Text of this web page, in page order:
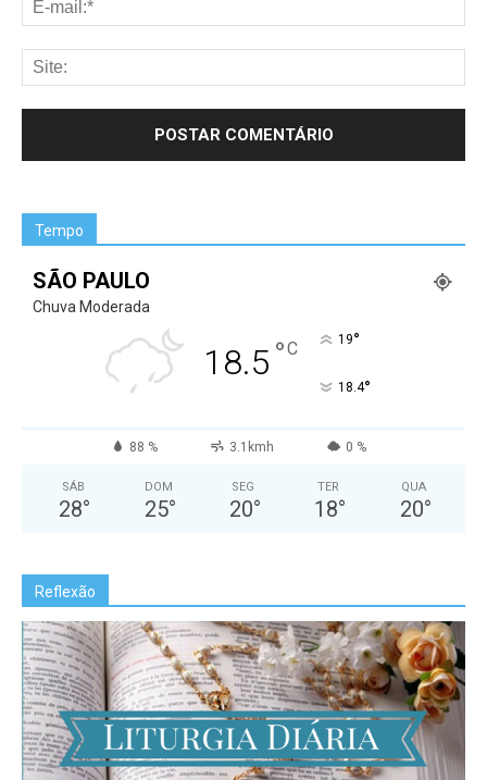
Tempo
SÃO PAULO
Chuva Moderada
18.5 °C 19°
18.4°
88 % 3.1kmh 0 %
SÁB
28°
DOM
25°
SEG
20°
TER
18°
QUA
20°
Reflexão